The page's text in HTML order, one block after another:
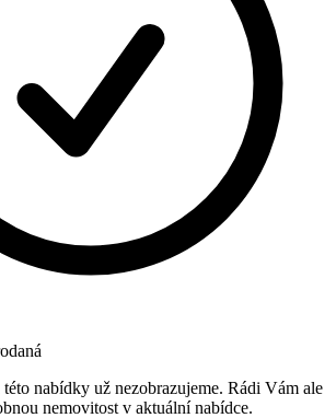
nabídky už nezobrazujeme. Rádi Vám ale
nemovitost v aktuální nabídce.